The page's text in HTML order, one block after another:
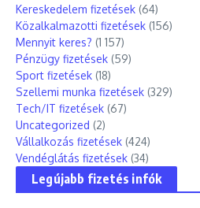
Kereskedelem fizetések (64)
Közalkalmazotti fizetések (156)
Mennyit keres? (1 157)
Pénzügy fizetések (59)
Sport fizetések (18)
Szellemi munka fizetések (329)
Tech/IT fizetések (67)
Uncategorized (2)
Vállalkozás fizetések (424)
Vendéglátás fizetések (34)
Legújabb fizetés infók